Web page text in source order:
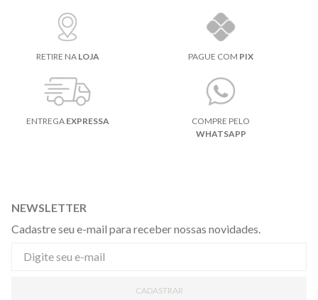
RETIRE NA LOJA PAGUE COM PIX
ENTREGA EXPRESSA
COMPRE PELO
WHATSAPP
NEWSLETTER
Cadastre seu e-mail para receber nossas novidades.
CADASTRAR